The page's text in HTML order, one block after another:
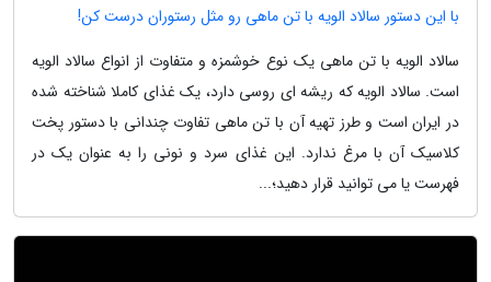
با این دستور سالاد الویه با تن ماهی رو مثل رستوران درست کن!
سالاد الویه با تن ماهی یک نوع خوشمزه و متفاوت از انواع سالاد الویه
است. سالاد الویه که ریشه ای روسی دارد، یک غذای کاملا شناخته شده
در ایران است و طرز تهیه آن با تن ماهی تفاوت چندانی با دستور پخت
کلاسیک آن با مرغ ندارد. این غذای سرد و نونی را به عنوان یک در
فهرست یا می توانید قرار دهید؛...